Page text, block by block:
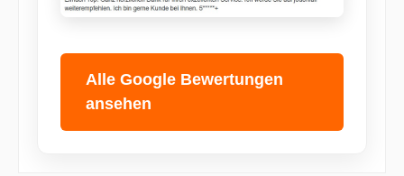
Alle Google Bewertungen
ansehen